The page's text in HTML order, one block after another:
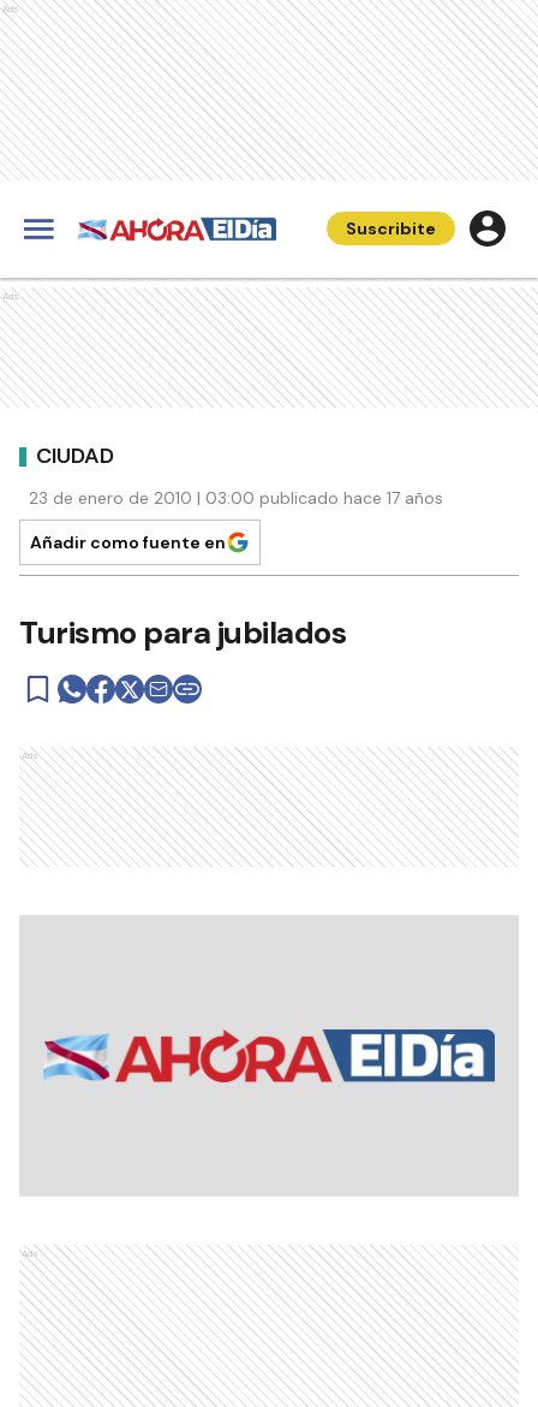
Ads
Suscribite
Ads
CIUDAD
23 de enero de 2010 | 03:00 publicado hace 17 años
Añadir como fuente en
Turismo para jubilados
Ads
Ads